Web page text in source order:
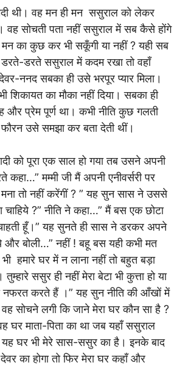
थी। वह मन ही मन ससुराल को लेकर
वह सोचती पता नहीं ससुराल में सब कैसे होंगे
का कुछ कर भी सकूँगी या नहीं ? यही सब
डरते ससुराल में कदम रखा तो वहाँ
ननद सबका ही उसे भरपूर प्यार मिला।
शिकायत का मौका नहीं दिया। सबका ही
और प्रेम पूर्ण था। कभी नीति कुछ गलती
उसे समझा कर बता देती थीं।
को पूरा एक साल हो गया तब उसने अपनी
मम्मी जी मैं अपनी एनीवर्सरी पर
तो नहीं करेंगीं ? ” यह सुन सास ने उससे
चाहिये ?” नीति ने कहा…” मैं बस एक छोटा
चाहती हूँ।” यह सुनते ही सास ने डरकर अपने
और बोली…” नहीं ! बहू बस यही कभी मत
हमारे घर में न लाना नहीं तो बहुत बड़ा
ससुर ही नहीं मेरा बेटा भी कुत्ता हो या
नफरत करते हैं ।” यह सुन नीति की आँखों में
लगी कि जाने मेरा घर कौन सा है ?
घर माता-पिता का था जब यहाँ ससुराल
यह घर भी मेरे सास-ससुर का है। इनके बाद
का होगा तो फिर मेरा घर कहाँ और